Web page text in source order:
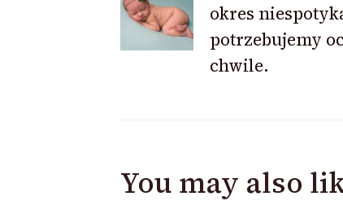
Navigation
okres
potrzebujemy
chwile.
You may also